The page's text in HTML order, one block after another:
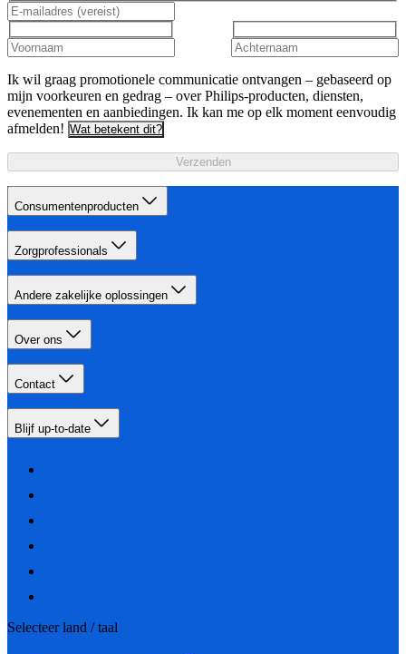
Ik wil graag promotionele communicatie ontvangen – gebaseerd op
mijn voorkeuren en gedrag – over Philips-producten, diensten,
evenementen en aanbiedingen. Ik kan me op elk moment eenvoudig
afmelden! Wat betekent dit?
Verzenden
Consumentenproducten
Zorgprofessionals
Andere zakelijke oplossingen
Over ons
Contact
Blijf up-to-date
Selecteer land / taal